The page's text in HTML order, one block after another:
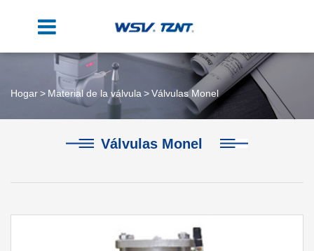
Hogar Material de la válvula Válvulas Monel
Válvulas Monel